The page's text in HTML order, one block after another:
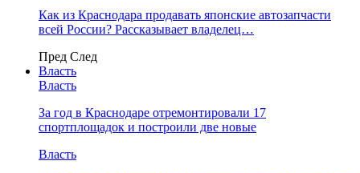
Как из Краснодара продавать японские автозапчасти
всей России? Рассказывает владелец…
Пред След
Власть
Власть
За год в Краснодаре отремонтировали 17
спортплощадок и построили две новые
Власть